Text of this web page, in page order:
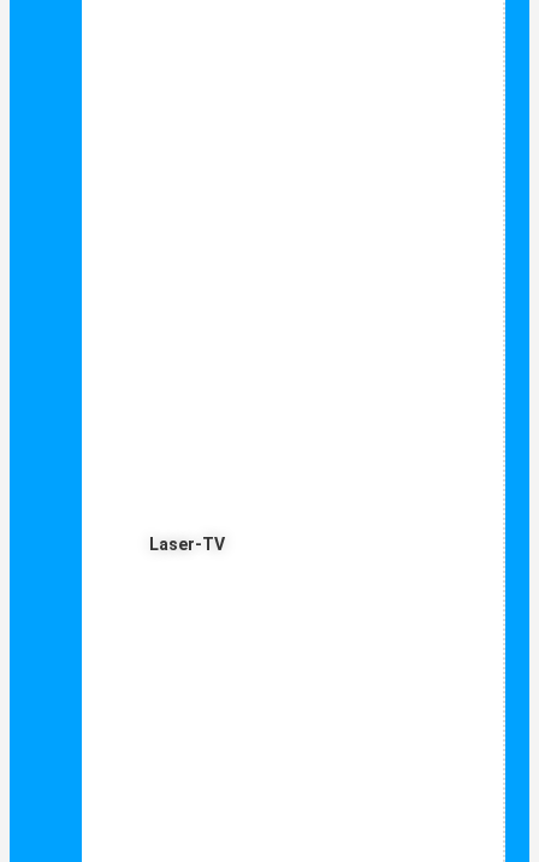
Laser-TV